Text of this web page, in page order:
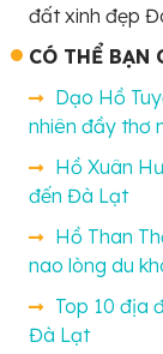
đất xinh đẹp
CÓ THỂ BẠN
Dạo Hồ
nhiên đầy thơ
Hồ Xuân
đến Đà Lạt
Hồ Than
nao lòng du
Top 10 địa
Đà Lạt